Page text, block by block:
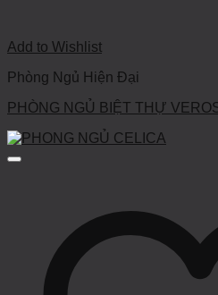
Add to Wishlist
Phòng Ngủ Hiện Đại
PHÒNG NGỦ BIỆT THỰ